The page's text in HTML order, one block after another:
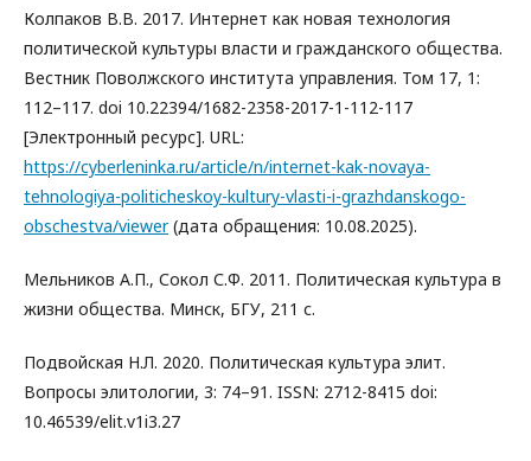
Колпаков В.В. 2017. Интернет как новая технология
политической культуры власти и гражданского общества.
Вестник Поволжского института управления. Том 17, 1:
112–117. doi 10.22394/1682-2358-2017-1-112-117
[Электронный ресурс]. URL:
https://cyberleninka.ru/article/n/internet-kak-novaya-
tehnologiya-politicheskoy-kultury-vlasti-i-grazhdanskogo-
obschestva/viewer(дата обращения: 10.08.2025).
Мельников А.П., Сокол С.Ф. 2011. Политическая культура в
жизни общества. Минск, БГУ, 211 с.
Подвойская Н.Л. 2020. Политическая культура элит.
Вопросы элитологии, 3: 74–91. ISSN: 2712-8415 doi:
10.46539/elit.v1i3.27